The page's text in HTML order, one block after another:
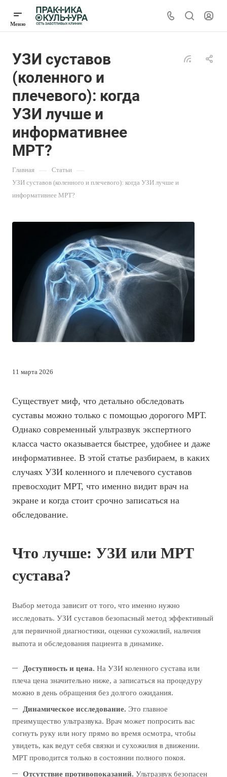
УЗИ суставов
(коленного и
плечевого): когда
УЗИ лучше и
информативнее
МРТ?
Главная — Статьи —
УЗИ суставов (коленного и плечевого): когда УЗИ лучше и
информативнее МРТ?
11 марта 2026
Существует миф, что детально обследовать
суставы можно только с помощью дорогого МРТ.
Однако современный ультразвук экспертного
класса часто оказывается быстрее, удобнее и даже
информативнее. В этой статье разбираем, в каких
случаях УЗИ коленного и плечевого суставов
превосходит МРТ, что именно видит врач на
экране и когда стоит срочно записаться на
обследование.
Что лучше: УЗИ или МРТ
сустава?
Выбор метода зависит от того, что именно нужно
исследовать. УЗИ суставов безопасный метод эффективный
для первичной диагностики, оценки сухожилий, наличия
выпота и обследования пациента в динамике.
Доступность и цена. На УЗИ коленного сустава или
плеча цена значительно ниже, а записаться на процедуру
можно в день обращения без долгого ожидания.
Динамическое исследование. Это главное
преимущество ультразвука. Врач может попросить вас
согнуть руку или ногу прямо во время осмотра, чтобы
увидеть, как ведут себя связки и сухожилия в движении.
МРТ проводится только в состоянии полного покоя.
Отсутствие противопоказаний. Ультразвук безопасен